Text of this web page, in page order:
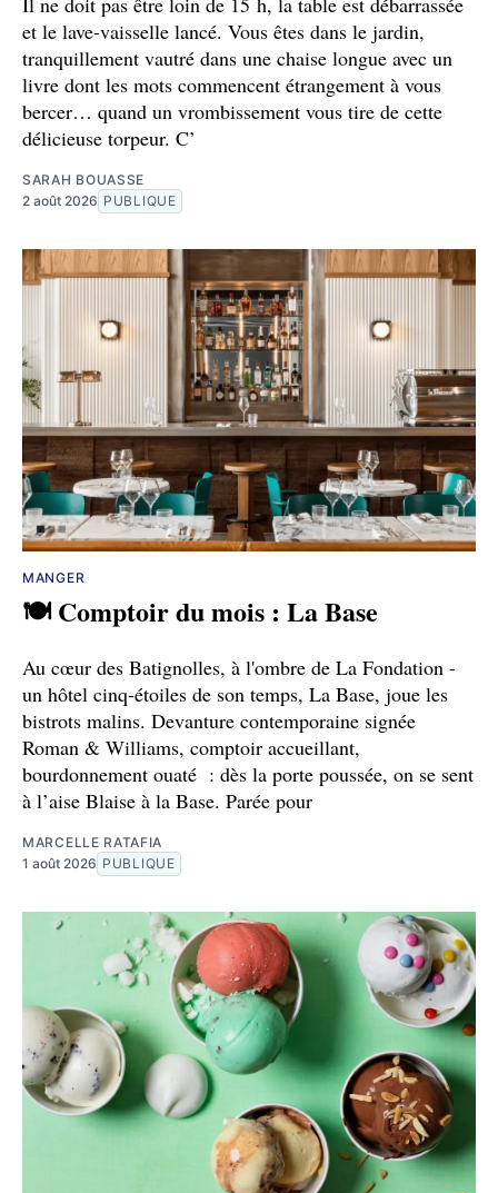
et le lave-vaisselle lancé. Vous êtes dans le jardin,
tranquillement vautré dans une chaise longue avec un
livre dont les mots commencent étrangement à vous
bercer… quand un vrombissement vous tire de cette
délicieuse torpeur. C’
SARAH BOUASSE
2 août 2026 PUBLIQUE
MANGER
🍽️ Comptoir du mois : La Base
Au cœur des Batignolles, à l'ombre de La Fondation -
un hôtel cinq-étoiles de son temps, La Base, joue les
bistrots malins. Devanture contemporaine signée
Roman & Williams, comptoir accueillant,
bourdonnement ouaté : dès la porte poussée, on se sent
à l’aise Blaise à la Base. Parée pour
MARCELLE RATAFIA
1 août 2026 PUBLIQUE